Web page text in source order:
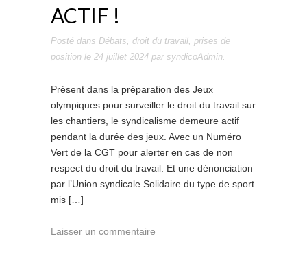
ACTIF !
Posté dans Débats, droit du travail, prises de
position le 24 juillet 2024 par syndicoAdmin.
Présent dans la préparation des Jeux
olympiques pour surveiller le droit du travail sur
les chantiers, le syndicalisme demeure actif
pendant la durée des jeux. Avec un Numéro
Vert de la CGT pour alerter en cas de non
respect du droit du travail. Et une dénonciation
par l’Union syndicale Solidaire du type de sport
mis […]
Laisser un commentaire